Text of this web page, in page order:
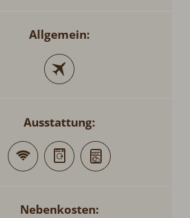
Allgemein:
Ausstattung:
Nebenkosten